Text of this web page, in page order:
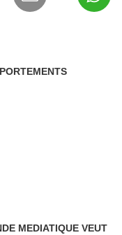
MEDIATIQUE VEUT